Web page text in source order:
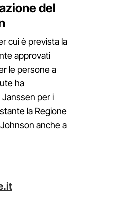
del
cui è prevista la
approvati
le persone a
ha
per i
la Regione
anche a